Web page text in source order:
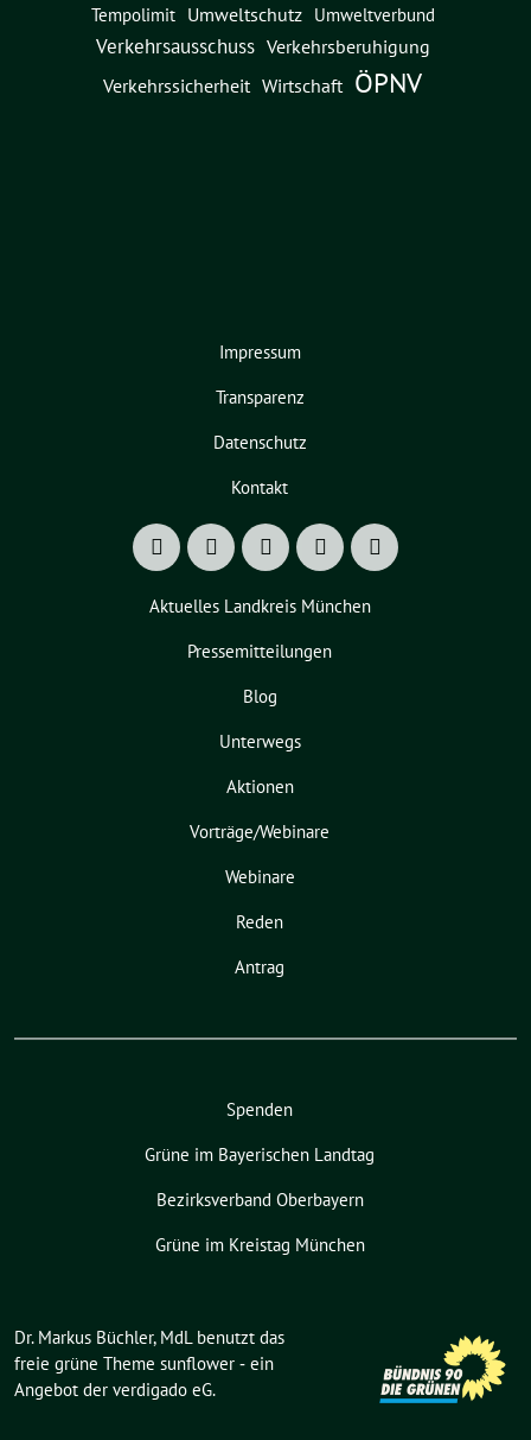
Tempolimit Umweltschutz Umweltverbund
Verkehrsausschuss Verkehrsberuhigung
Verkehrssicherheit Wirtschaft ÖPNV
Impressum
Transparenz
Datenschutz
Kontakt
Aktuelles Landkreis München
Pressemitteilungen
Blog
Unterwegs
Aktionen
Vorträge/Webinare
Webinare
Reden
Antrag
Spenden
Grüne im Bayerischen Landtag
Bezirksverband Oberbayern
Grüne im Kreistag München
Dr. Markus Büchler, MdL benutzt das
freie grüne Theme sunflower ‐ ein
Angebot der verdigado eG.